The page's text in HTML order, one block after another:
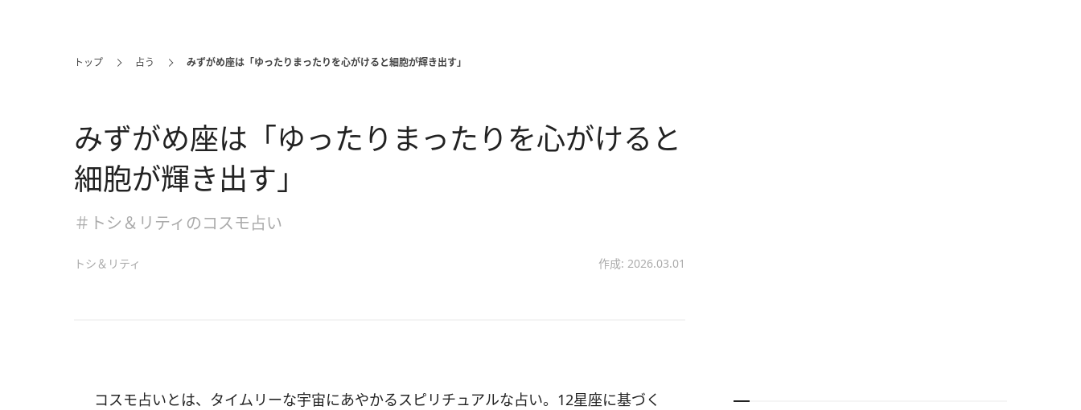
トップ 占う みずがめ座は「ゆったりまったりを心がけると細胞が輝き出す」
みずがめ座は「ゆったりまったりを心がけると
細胞が輝き出す」
＃トシ＆リティのコスモ占い
トシ＆リティ 作成: 2026.03.01
コスモ占いとは、タイムリーな宇宙にあやかるスピリチュアルな占い。12星座に基づく